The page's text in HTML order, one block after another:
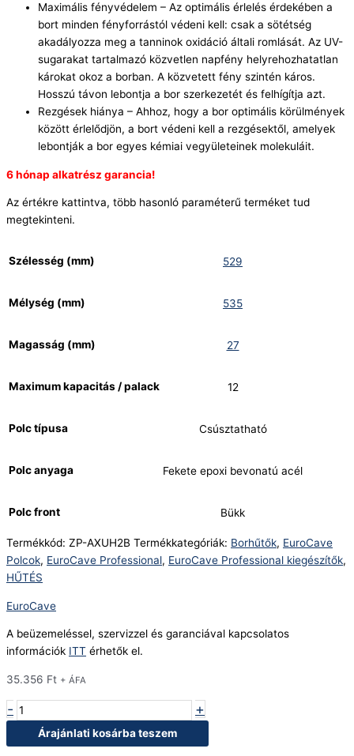
Maximális fényvédelem – Az optimális érlelés érdekében a
bort minden fényforrástól védeni kell: csak a sötétség
akadályozza meg a tanninok oxidáció általi romlását. Az UV-
sugarakat tartalmazó közvetlen napfény helyrehozhatatlan
károkat okoz a borban. A közvetett fény szintén káros.
Hosszú távon lebontja a bor szerkezetét és felhígítja azt.
Rezgések hiánya – Ahhoz, hogy a bor optimális körülmények
között érlelődjön, a bort védeni kell a rezgésektől, amelyek
lebontják a bor egyes kémiai vegyületeinek molekuláit.
6 hónap alkatrész garancia!
Az értékre kattintva, több hasonló paraméterű terméket tud
megtekinteni.
Szélesség (mm) 529
Mélység (mm) 535
Magasság (mm) 27
Maximum kapacitás / palack 12
Polc típusa Csúsztatható
Polc anyaga Fekete epoxi bevonatú acél
Polc front Bükk
Termékkód: ZP-AXUH2B Termékkategóriák: Borhűtők, EuroCave
Polcok, EuroCave Professional, EuroCave Professional kiegészítők,
HŰTÉS
EuroCave
A beüzemeléssel, szervizzel és garanciával kapcsolatos
információk ITT érhetők el.
35.356 Ft + ÁFA
- +
Árajánlati kosárba teszem